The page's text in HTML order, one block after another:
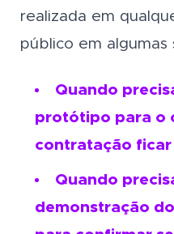
realizada em
público em algumas
Quando
protótipo para o
contratação ficar
Quando
demonstração